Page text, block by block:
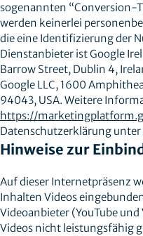
sogenannten “Conversion-
werden keinerlei
die eine Identifizierung der
Dienstanbieter ist Google
Barrow Street, Dublin 4,
Google LLC, 1600
94043, USA. Weitere
https://
Datenschutzerklärung unter
Hinweise zur
Auf dieser Internetpräsenz
Inhalten Videos
Videoanbieter (YouTube
Videos nicht leistungsfähig